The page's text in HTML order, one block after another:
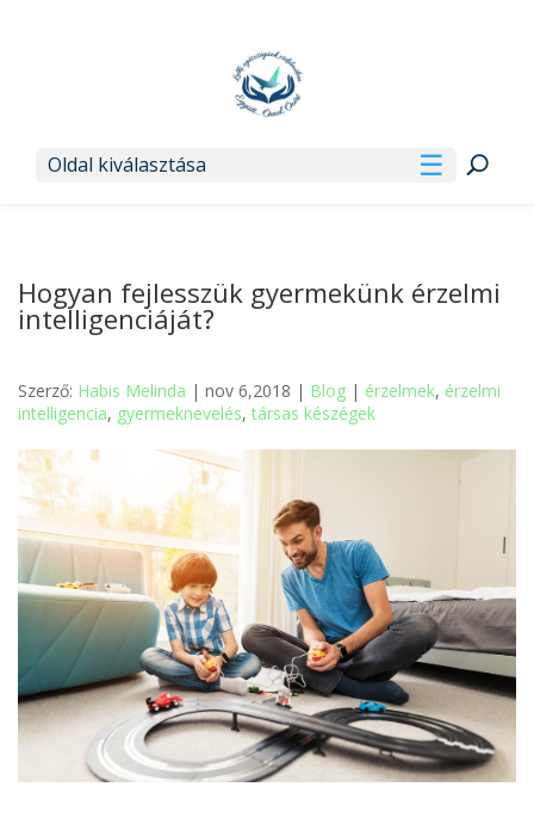
Oldal kiválasztása
Hogyan fejlesszük gyermekünk érzelmi
intelligenciáját?
Szerző: Habis Melinda | nov 6,2018 | Blog | érzelmek, érzelmi
intelligencia, gyermeknevelés, társas készégek